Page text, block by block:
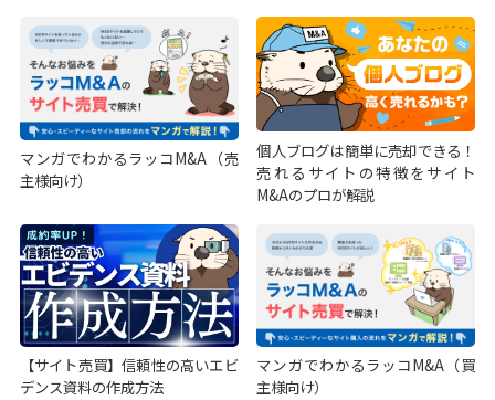
マンガでわかるラッコM&A（売
主様向け）
個人ブログは簡単に売却できる！
売れるサイトの特徴をサイト
M&Aのプロが解説
【サイト売買】信頼性の高いエビ
デンス資料の作成方法
マンガでわかるラッコM&A（買
主様向け）